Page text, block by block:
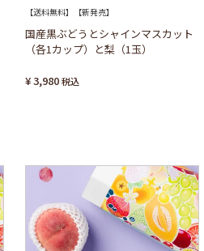
【送料無料】【新発売】
国産黒ぶどうとシャインマスカット
（各1カップ）と梨（1玉）
¥3,980 税込